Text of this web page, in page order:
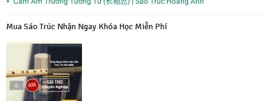
Mua Sáo Trúc Nhận Ngay Khóa Học Miễn Phí